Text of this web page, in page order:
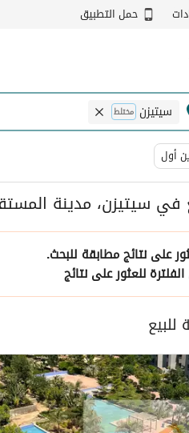
حمل التطبيق
سيتيزن مختلط
أول
في سيتيزن، مدينة
على نتائج مطابقة للبحث.
للعثور على نتائج